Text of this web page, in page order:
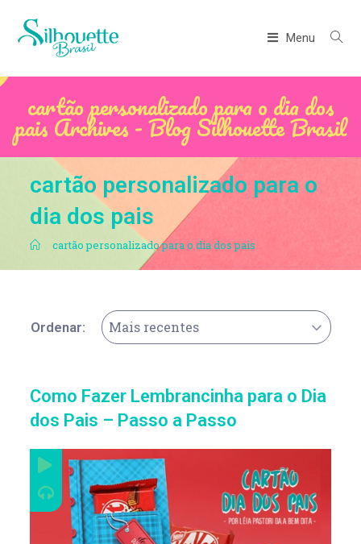
Menu
cartão personalizado para o dia dos
pais Archives - Blog Silhouette Brasil
cartão personalizado para o
dia dos pais
. cartão personalizado para o dia dos pais
Ordenar: Mais recentes
Como Fazer Lembrancinha para o Dia
dos Pais – Passo a Passo